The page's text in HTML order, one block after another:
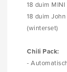
18 duim
18 duim
(winterset)
Chili Pack:
-